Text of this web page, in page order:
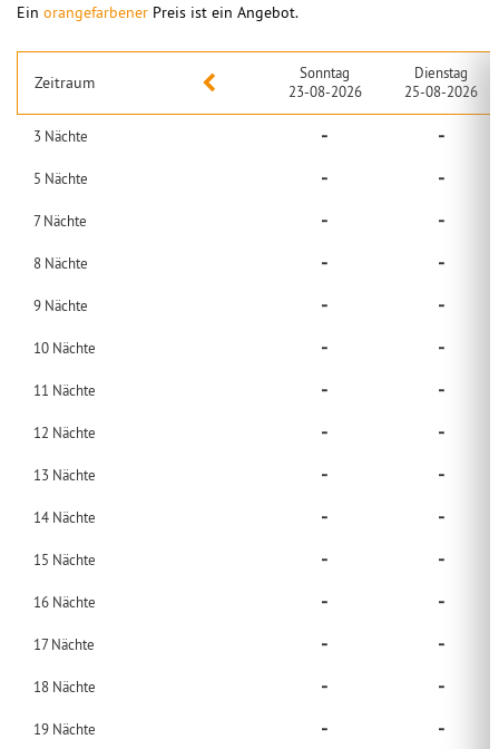
Ein orangefarbener Preis ist ein Angebot.
Zeitraum
Sonntag
23-08-2026
Dienstag
25-08-2026
3 Nächte - -
5 Nächte - -
7Nächte - -
8 Nächte - -
9 Nächte - -
10 Nächte - -
11 Nächte - -
12 Nächte - -
13 Nächte - -
14 Nächte - -
15 Nächte - -
16 Nächte - -
17Nächte - -
18 Nächte - -
19 Nächte - -